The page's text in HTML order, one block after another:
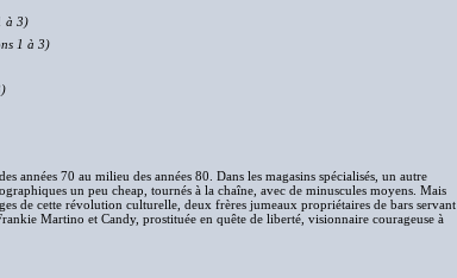
à 3)
1 à 3)
années 70 au milieu des années 80. Dans les magasins spécialisés, un autre
un peu cheap, tournés à la chaîne, avec de minuscules moyens. Mais
de cette révolution culturelle, deux frères jumeaux propriétaires de bars servant
Martino et Candy, prostituée en quête de liberté, visionnaire courageuse à